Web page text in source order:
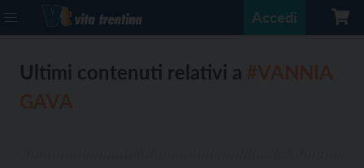
Accedi
Ultimi contenuti relativi a